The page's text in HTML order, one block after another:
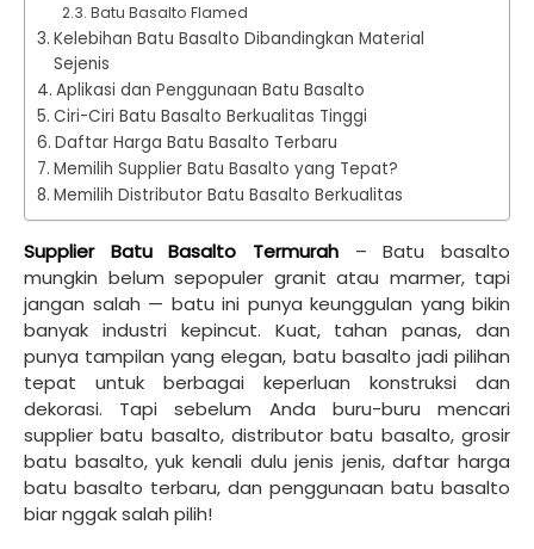
Batu Basalto Flamed
Kelebihan Batu Basalto Dibandingkan Material
Sejenis
Aplikasi dan Penggunaan Batu Basalto
Ciri-Ciri Batu Basalto Berkualitas Tinggi
Daftar Harga Batu Basalto Terbaru
Memilih Supplier Batu Basalto yang Tepat?
Memilih Distributor Batu Basalto Berkualitas
Supplier Batu Basalto Termurah – Batu basalto
mungkin belum sepopuler granit atau marmer, tapi
jangan salah — batu ini punya keunggulan yang bikin
banyak industri kepincut. Kuat, tahan panas, dan
punya tampilan yang elegan, batu basalto jadi pilihan
tepat untuk berbagai keperluan konstruksi dan
dekorasi. Tapi sebelum Anda buru-buru mencari
supplier batu basalto, distributor batu basalto, grosir
batu basalto, yuk kenali dulu jenis jenis, daftar harga
batu basalto terbaru, dan penggunaan batu basalto
biar nggak salah pilih!